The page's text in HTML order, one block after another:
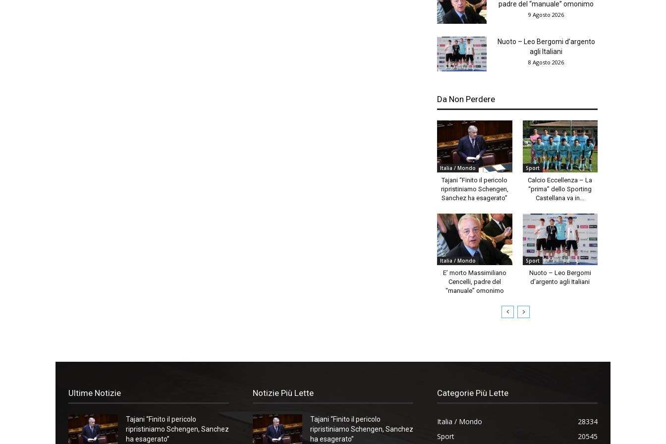
padre del “manuale” omonimo
9 Agosto 2026
Nuoto – Leo Bergomi d’argento
agli Italiani
8 Agosto 2026
Da Non Perdere
Italia / Mondo
Tajani “Finito il pericolo
ripristiniamo Schengen,
Sanchez ha esagerato”
Sport
Calcio Eccellenza – La
“prima” dello Sporting
Castellana va in...
Italia / Mondo
E’ morto Massimiliano
Cencelli, padre del
“manuale” omonimo
Sport
Nuoto – Leo Bergomi
d’argento agli Italiani
Ultime Notizie
Tajani “Finito il pericolo
ripristiniamo Schengen, Sanchez
ha esagerato”
Notizie Più Lette
Tajani “Finito il pericolo
ripristiniamo Schengen, Sanchez
ha esagerato”
Categorie Più Lette
Italia / Mondo
28334
Sport
20545